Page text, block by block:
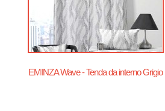
EMINZA Wave - Tenda da interno Grigio